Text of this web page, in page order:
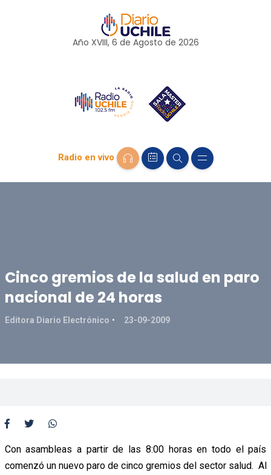
Año XVIII, 6 de Agosto de 2026
Radio en vivo
Cinco gremios de la salud en paro
nacional de 24 horas
Editora Diario Electrónico 23-09-2009
Con asambleas a partir de las 8:00 horas en todo el país
comenzó un nuevo paro de cinco gremios del sector salud. Al